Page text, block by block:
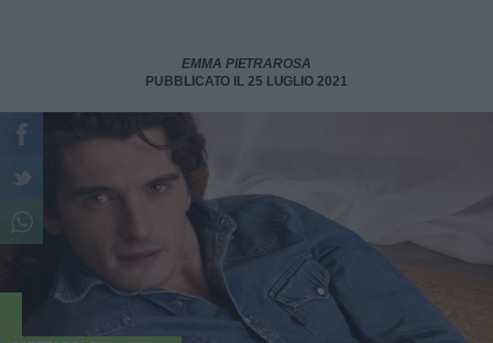
EMMA PIETRAROSA
PUBBLICATO IL 25 LUGLIO 2021